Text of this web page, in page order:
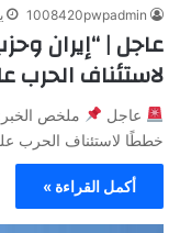
1008420pwpadmin
عاجل | “إيران
لاستئناف الحرب
عاجل
ملخص
خططًا لاستئناف الحرب
أكمل القراءة »